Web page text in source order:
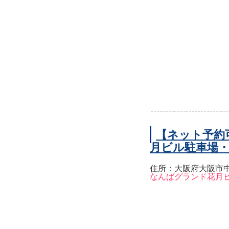
【ネット予
月ビル駐車場
住所：大阪府大阪市
なんばグランド花